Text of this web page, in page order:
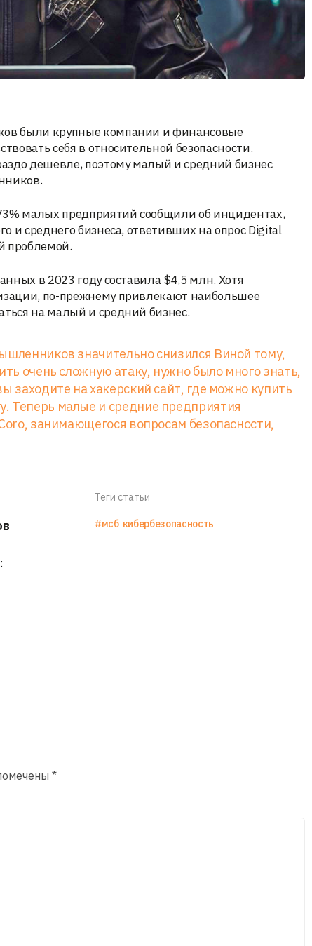
были крупные компании и финансовые
себя в относительной безопасности.
дешевле, поэтому малый и средний бизнес
малых предприятий сообщили об инцидентах,
и среднего бизнеса, ответивших на опрос Digital
проблемой.
в 2023 году составила $4,5 млн. Хотя
по-прежнему привлекают наибольшее
на малый и средний бизнес.
значительно снизился Виной тому,
очень сложную атаку, нужно было много знать,
заходите на хакерский сайт, где можно купить
Теперь малые и средние предприятия
занимающегося вопросам безопасности,
Теги статьи
#мсб кибербезопасность
*